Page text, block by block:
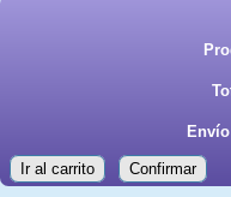
Ir al carrito Confirmar